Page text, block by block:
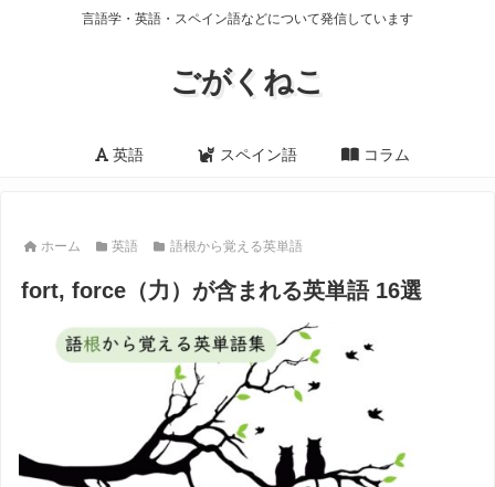
言語学・英語・スペイン語などについて発信しています
ごがくねこ
英語 スペイン語 コラム
ホーム 英語 語根から覚える英単語
fort, force（力）が含まれる英単語 16選